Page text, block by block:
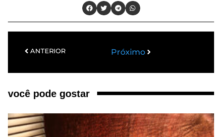
ANTERIOR Próximo
você pode gostar